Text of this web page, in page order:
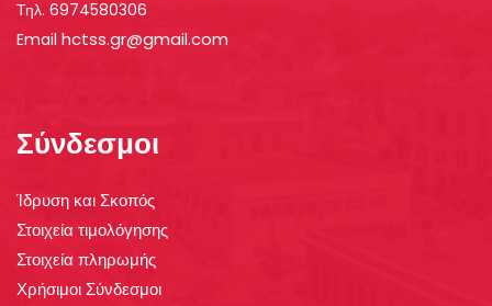
Τηλ. 6974580306
Email hctss.gr@gmail.com
Σύνδεσμοι
Ίδρυση και Σκοπός
Στοιχεία τιμολόγησης
Στοιχεία πληρωμής
Χρήσιμοι Σύνδεσμοι